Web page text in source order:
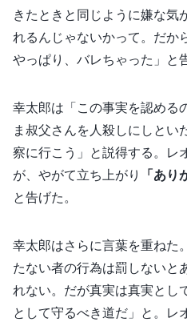
きたときと同じように嫌な気
れるんじゃないかって。だか
やっぱり、バレちゃった」と
幸太郎は「この事実を認める
ま叔父さんを人殺しにしとい
察に行こう」と説得する。レ
が、やがて立ち上がり
「あり
と告げた。
幸太郎はさらに言葉を重ねた
たない者の行為は罰しないと
れない。だが真実は真実とし
として守るべき道だ」と。レ